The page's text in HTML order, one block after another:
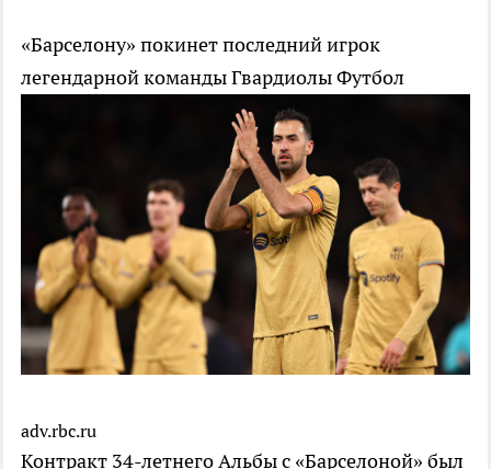
«Барселону» покинет последний игрок
легендарной команды ГвардиолыФутбол
adv.rbc.ru
Контракт 34-летнего Альбы с «Барселоной» был